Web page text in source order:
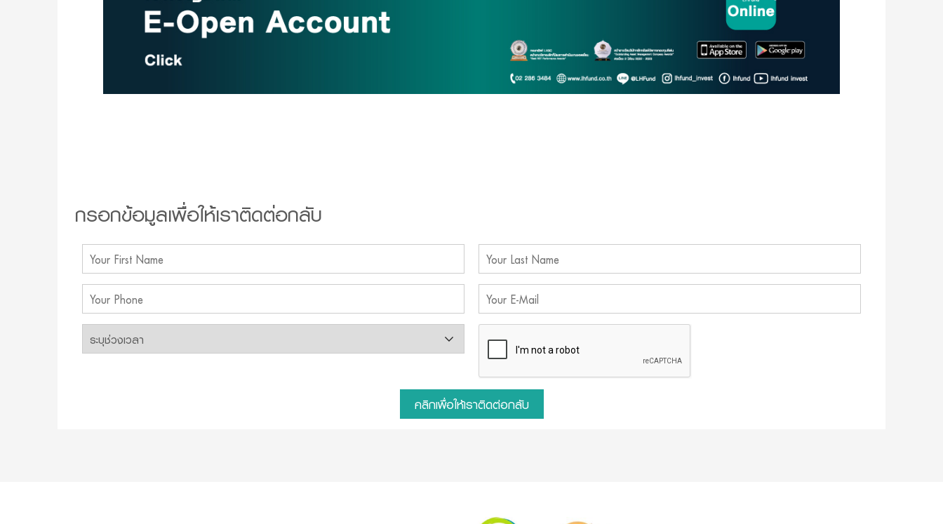
กรอกข้อมูลเพื่อให้เราติดต่อกลับ
คลิกเพื่อให้เราติดต่อกลับ